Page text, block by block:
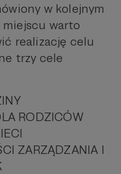
w kolejnym
warto
realizację celu
trzy cele
RODZICÓW
ZARZĄDZANIA I